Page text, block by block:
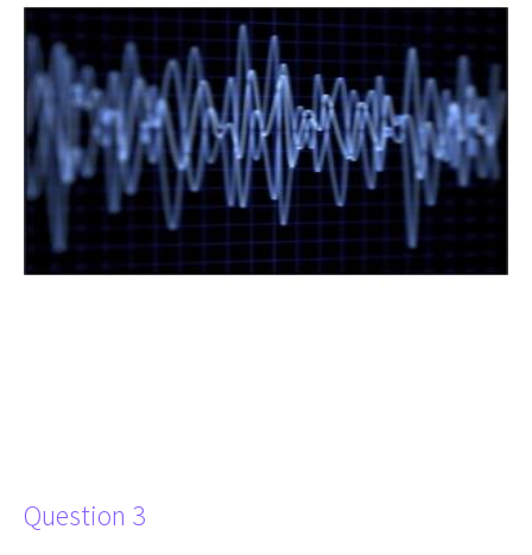
Question 3